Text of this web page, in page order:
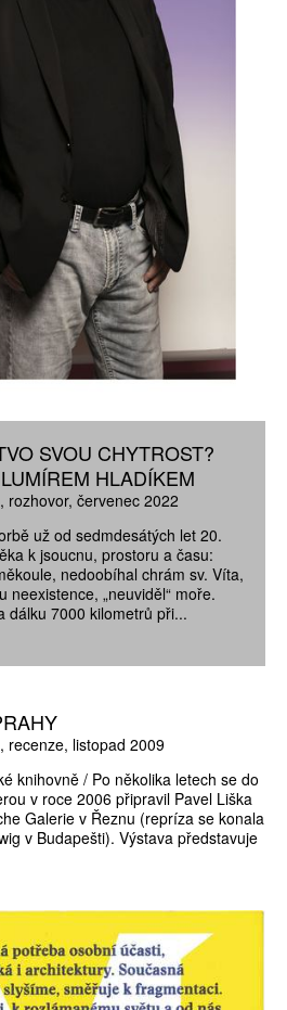
SVOU CHYTROST?
HLADÍKEM
rozhovor červenec 2022
už od sedmdesátých let 20.
k jsoucnu, prostoru a času:
nedoobíhal chrám sv. Víta,
neexistence, „neuviděl“ moře.
dálku 7000 kilometrů při...
recenze listopad 2009
knihovně / Po několika letech se do
v roce 2006 připravil Pavel Liška
Galerie v Řeznu (repríza se konala
v Budapešti). Výstava představuje